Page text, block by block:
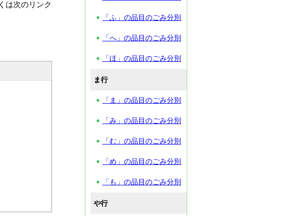
は次のリンク
「ふ」の品目のごみ分別
「へ」の品目のごみ分別
「ほ」の品目のごみ分別
ま行
「ま」の品目のごみ分別
「み」の品目のごみ分別
「む」の品目のごみ分別
「め」の品目のごみ分別
「も」の品目のごみ分別
や行